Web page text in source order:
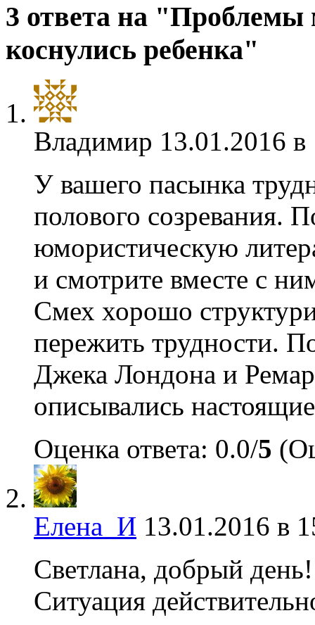
3 ответа на
коснулись ребенка"
Владимир 13.01.2016
У вашего пасынка
полового созревания.
юмористическую
и смотрите вместе с
Смех хорошо
пережить трудности.
Джека Лондона и
описывались
Оценка ответа: 0.0/5
Елена_И 13.01.2016 в
Светлана, добрый день!
Ситуация